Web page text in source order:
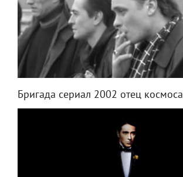
Бригада сериал 2002 отец космоса